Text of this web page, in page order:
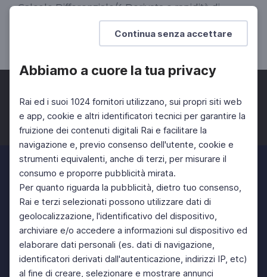
Continua senza accettare
Abbiamo a cuore la tua privacy
Rai ed i suoi 1024 fornitori utilizzano, sui propri siti web
e app, cookie e altri identificatori tecnici per garantire la
fruizione dei contenuti digitali Rai e facilitare la
navigazione e, previo consenso dell'utente, cookie e
strumenti equivalenti, anche di terzi, per misurare il
consumo e proporre pubblicità mirata.
Per quanto riguarda la pubblicità, dietro tuo consenso,
Rai e terzi selezionati possono utilizzare dati di
geolocalizzazione, l'identificativo del dispositivo,
archiviare e/o accedere a informazioni sul dispositivo ed
elaborare dati personali (es. dati di navigazione,
identificatori derivati dall'autenticazione, indirizzi IP, etc)
al fine di creare, selezionare e mostrare annunci
Calcolo Differenziale/4 Derivata e rapidità di
SCUOLA SECONDARIA 2°
Facebook Twitter Instagram